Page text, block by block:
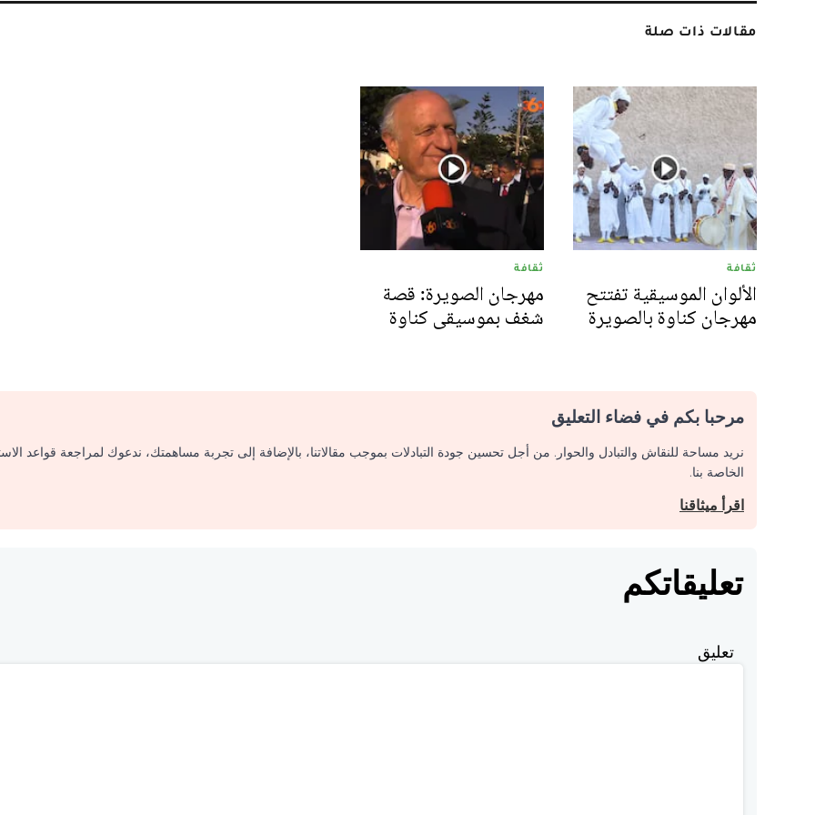
مقالات ذات صلة
ثقافة
الألوان الموسيقية تفتتح
مهرجان كناوة بالصويرة
ثقافة
مهرجان الصويرة: قصة
شغف بموسيقى كناوة
مرحبا بكم في فضاء التعليق
نريد مساحة للنقاش والتبادل والحوار. من أجل تحسين جودة التبادلات بموجب مقالاتنا، بالإضافة إلى تجربة مساهمتك، ندعوك لمراجعة قواعد
الخاصة بنا.
اقرأ ميثاقنا
تعليقاتكم
تعليق